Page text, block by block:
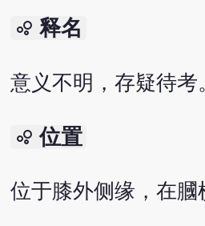
bubble_chart 释名
意义不明，存疑待考
bubble_chart 位置
位于膝外侧缘，在膕